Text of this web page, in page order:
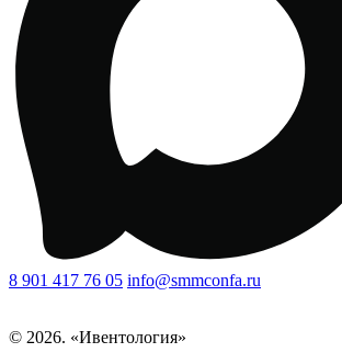
8 901 417 76 05 info@smmconfa.ru
© 2026. «Ивентология»